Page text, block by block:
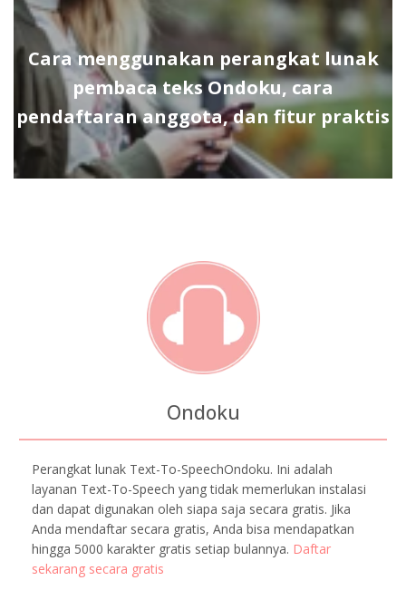
Cara menggunakan perangkat lunak
pembaca teks Ondoku, cara
pendaftaran anggota, dan fitur praktis
Ondoku
Perangkat lunak Text-To-SpeechOndoku. Ini adalah
layanan Text-To-Speech yang tidak memerlukan instalasi
dan dapat digunakan oleh siapa saja secara gratis. Jika
Anda mendaftar secara gratis, Anda bisa mendapatkan
hingga 5000 karakter gratis setiap bulannya. Daftar
sekarang secara gratis